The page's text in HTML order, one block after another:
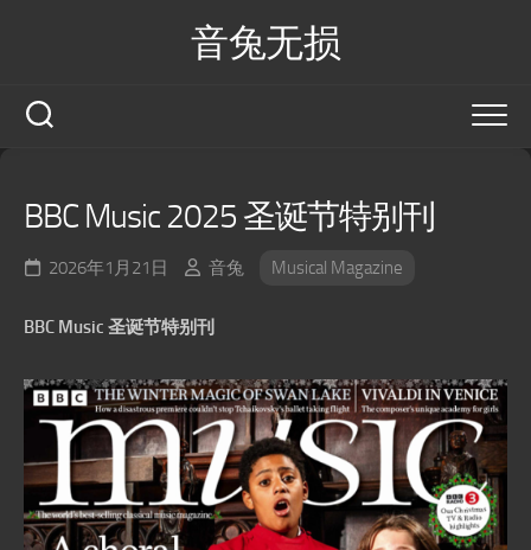
音兔无损
BBC Music 2025 圣诞节特别刊
2026年1月21日 音兔 Musical Magazine
BBC Music 圣诞节特别刊